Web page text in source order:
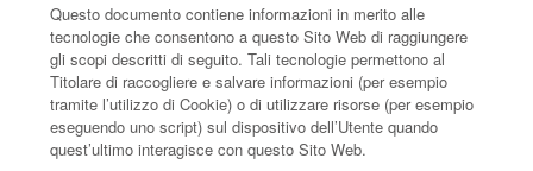
Questo documento contiene informazioni in merito alle
tecnologie che consentono a questo Sito Web di raggiungere
gli scopi descritti di seguito. Tali tecnologie permettono al
Titolare di raccogliere e salvare informazioni (per esempio
tramite l’utilizzo di Cookie) o di utilizzare risorse (per esempio
eseguendo uno script) sul dispositivo dell’Utente quando
quest’ultimo interagisce con questo Sito Web.